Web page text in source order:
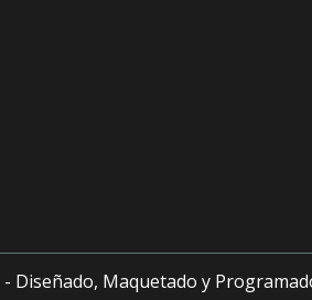
- Diseñado, Maquetado y